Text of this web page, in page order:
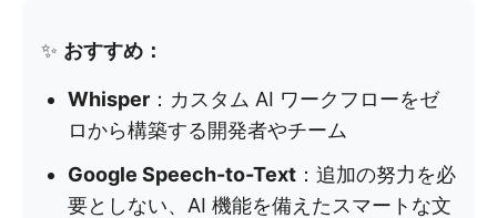
✨ おすすめ：
Whisper ：カスタム AI ワークフローをゼ
ロから構築する開発者やチーム
Google Speech-to-Text ：追加の努力を必
要としない、AI 機能を備えたスマートな文